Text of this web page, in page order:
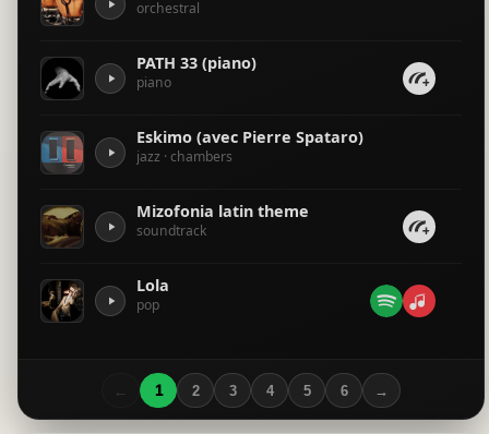
love celli
piano
orchestral
piano · orchestral
passion mysterious
orchestral
PATH 33 (piano)
piano
Eskimo (avec Pierre Spataro)
jazz · chambers
Mizofonia latin theme
soundtrack
Lola
pop
← 1 2 3 4 5 6 →